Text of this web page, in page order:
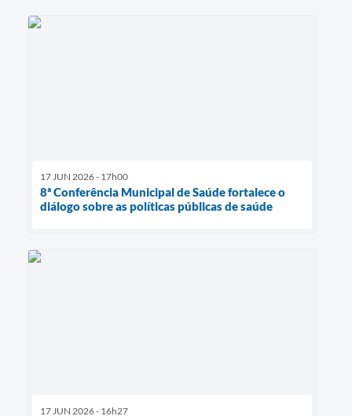
17 JUN 2026 - 17h00
8ª Conferência Municipal de Saúde fortalece o
diálogo sobre as políticas públicas de saúde
17 JUN 2026 - 16h27